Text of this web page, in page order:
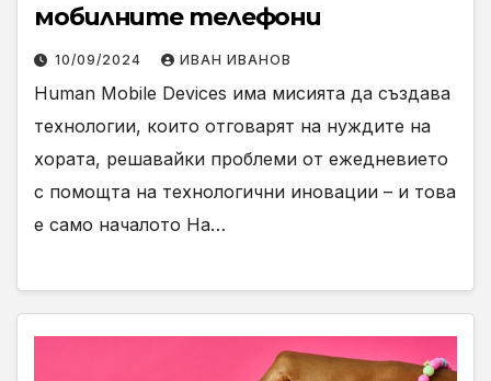
мобилните телефони
10/09/2024 ИВАН ИВАНОВ
Human Mobile Devices има мисията да създава
технологии, които отговарят на нуждите на
хората, решавайки проблеми от ежедневието
с помощта на технологични иновации – и това
е само началото На…